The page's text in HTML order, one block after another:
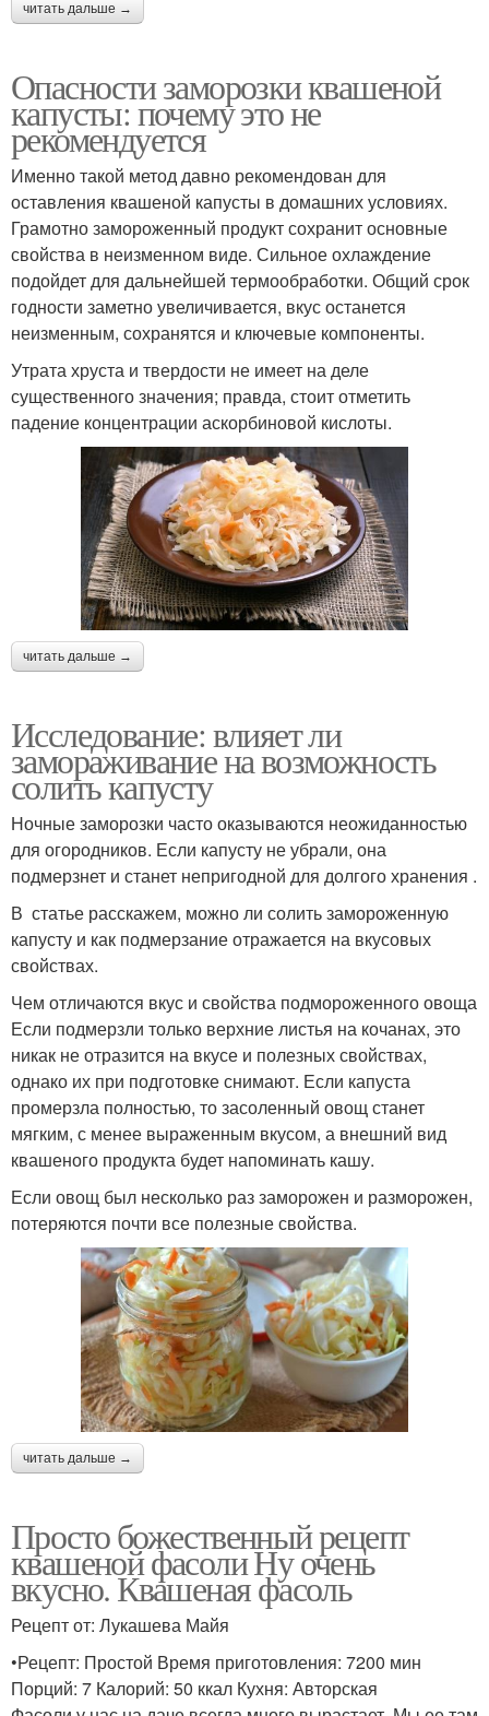
читать дальше →
Опасности заморозки квашеной
капусты: почему это не
рекомендуется
Именно такой метод давно рекомендован для
оставления квашеной капусты в домашних условиях.
Грамотно замороженный продукт сохранит основные
свойства в неизменном виде. Сильное охлаждение
подойдет для дальнейшей термообработки. Общий срок
годности заметно увеличивается, вкус останется
неизменным, сохранятся и ключевые компоненты.
Утрата хруста и твердости не имеет на деле
существенного значения; правда, стоит отметить
падение концентрации аскорбиновой кислоты.
читать дальше →
Исследование: влияет ли
замораживание на возможность
солить капусту
Ночные заморозки часто оказываются неожиданностью
для огородников. Если капусту не убрали, она
подмерзнет и станет непригодной для долгого хранения .
В статье расскажем, можно ли солить замороженную
капусту и как подмерзание отражается на вкусовых
свойствах.
Чем отличаются вкус и свойства подмороженного овоща
Если подмерзли только верхние листья на кочанах, это
никак не отразится на вкусе и полезных свойствах,
однако их при подготовке снимают. Если капуста
промерзла полностью, то засоленный овощ станет
мягким, с менее выраженным вкусом, а внешний вид
квашеного продукта будет напоминать кашу.
Если овощ был несколько раз заморожен и разморожен,
потеряются почти все полезные свойства.
читать дальше →
Просто божественный рецепт
квашеной фасоли Ну очень
вкусно. Квашеная фасоль
Рецепт от: Лукашева Майя
•Рецепт: Простой Время приготовления: 7200 мин
Порций: 7 Калорий: 50 ккал Кухня: Авторская